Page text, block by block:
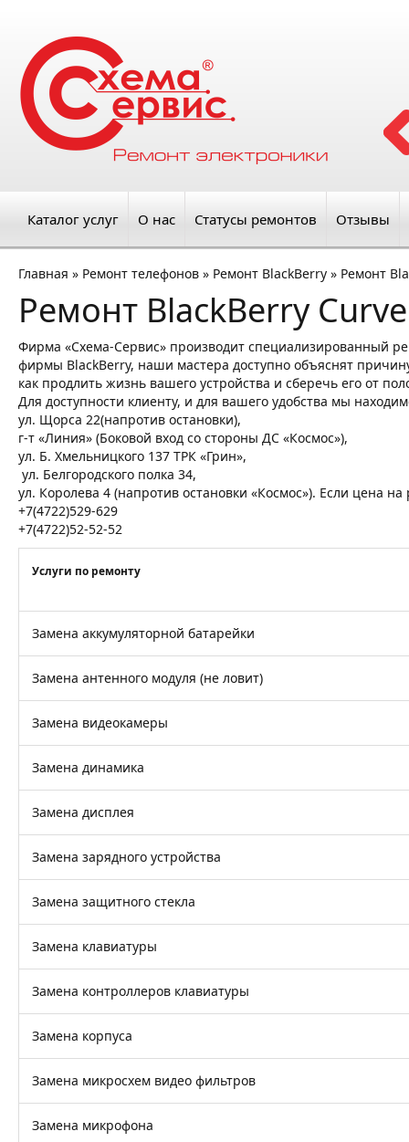
Каталог услуг О нас Статусы ремонтов Отзывы
Главная » Ремонт телефонов » Ремонт BlackBerry » Ремонт
Ремонт BlackBerry
Фирма «Схема-Сервис» производит специализированный
фирмы BlackBerry, наши мастера доступно объяснят
как продлить жизнь вашего устройства и сберечь его от
Для доступности клиенту, и для вашего удобства мы
ул. Щорса 22(напротив остановки),
г-т «Линия» (Боковой вход со стороны ДС «Космос»),
ул. Б. Хмельницкого 137 ТРК «Грин»,
ул. Белгородского полка 34,
ул. Королева 4 (напротив остановки «Космос»). Если цена
+7(4722)529-629
+7(4722)52-52-52
Услуги по ремонту
Замена аккумуляторной батарейки
Замена антенного модуля (не ловит)
Замена видеокамеры
Замена динамика
Замена дисплея
Замена зарядного устройства
Замена защитного стекла
Замена клавиатуры
Замена контроллеров клавиатуры
Замена корпуса
Замена микросхем видео фильтров
Замена микрофона